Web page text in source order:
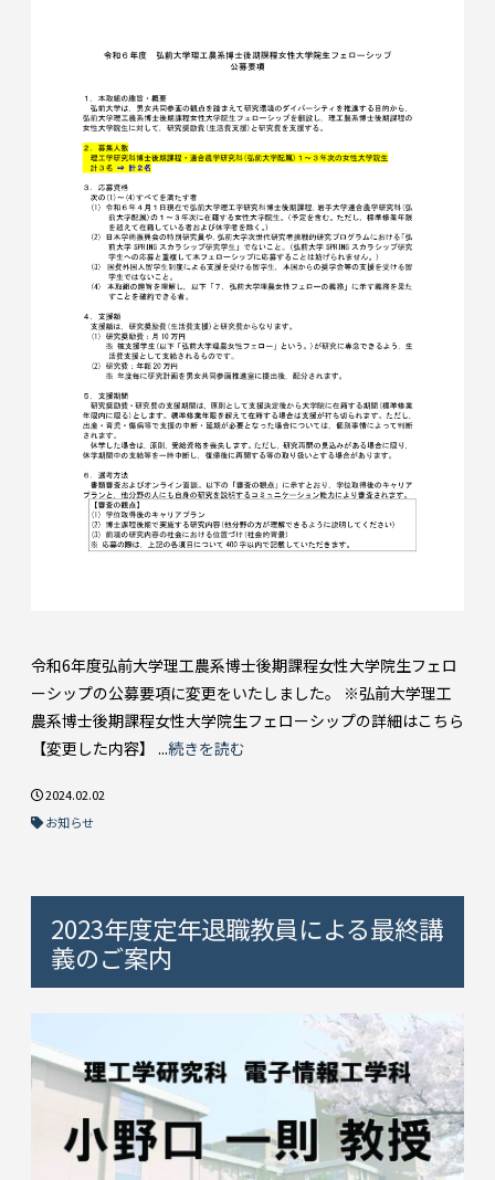
令和6年度弘前大学理工農系博士後期課程女性大学院生フェロ
ーシップの公募要項に変更をいたしました。 ※弘前大学理工
農系博士後期課程女性大学院生フェローシップの詳細はこちら
【変更した内容】 ...続きを読む
2024.02.02
お知らせ
2023年度定年退職教員による最終講
義のご案内